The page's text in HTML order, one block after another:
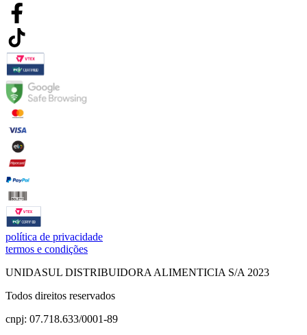
política de privacidade
termos e condições
UNIDASUL DISTRIBUIDORA ALIMENTICIA S/A 2023
Todos direitos reservados
cnpj: 07.718.633/0001-89